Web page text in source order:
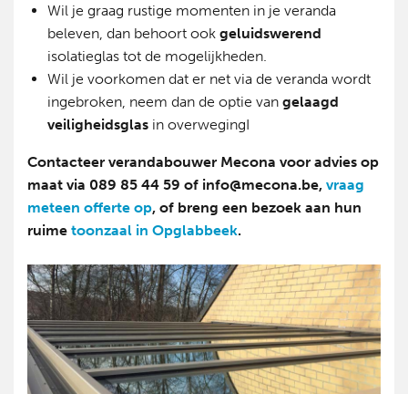
Wil je graag rustige momenten in je veranda
beleven, dan behoort ookgeluidswerend
isolatieglas tot de mogelijkheden.
Wil je voorkomen dat er net via de veranda wordt
ingebroken, neem dan de optie vangelaagd
veiligheidsglas in overwegingI
Contacteer verandabouwer Mecona voor advies op
maat via 089 85 44 59 of info@mecona.be, vraag
meteen offerte op, of breng een bezoek aan hun
ruime toonzaal in Opglabbeek.